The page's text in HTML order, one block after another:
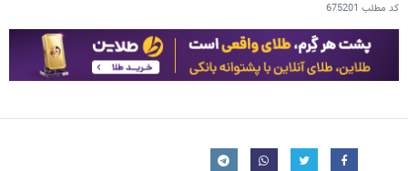
کد مطلب 675201